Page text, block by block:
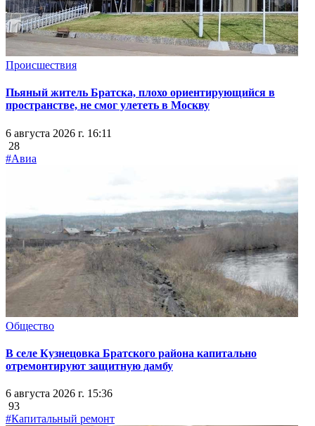
Происшествия
Пьяный житель Братска, плохо ориентирующийся в
пространстве, не смог улететь в Москву
6 августа 2026 г. 16:11
28
#Авиа
Общество
В селе Кузнецовка Братского района капитально
отремонтируют защитную дамбу
6 августа 2026 г. 15:36
93
#Капитальный ремонт